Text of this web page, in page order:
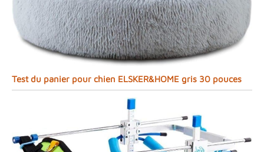
Test du panier pour chien ELSKER&HOME gris 30 pouces